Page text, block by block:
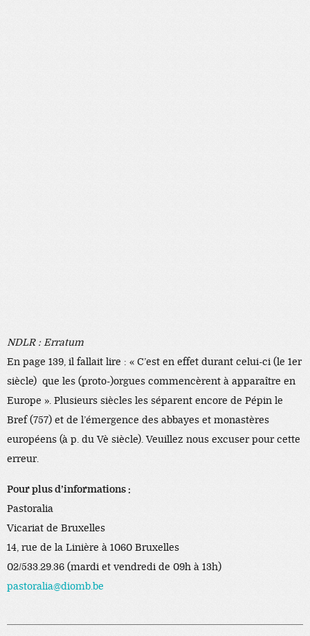
NDLR : Erratum
En page 139, il fallait lire : « C’est en effet durant celui-ci (le 1er
siècle) que les (proto-)orgues commencèrent à apparaître en
Europe ». Plusieurs siècles les séparent encore de Pépin le
Bref (757) et de l’émergence des abbayes et monastères
européens (à p. du Vè siècle). Veuillez nous excuser pour cette
erreur.
Pour plus d’informations :
Pastoralia
Vicariat de Bruxelles
14, rue de la Linière à 1060 Bruxelles
02/533.29.36 (mardi et vendredi de 09h à 13h)
pastoralia@diomb.be